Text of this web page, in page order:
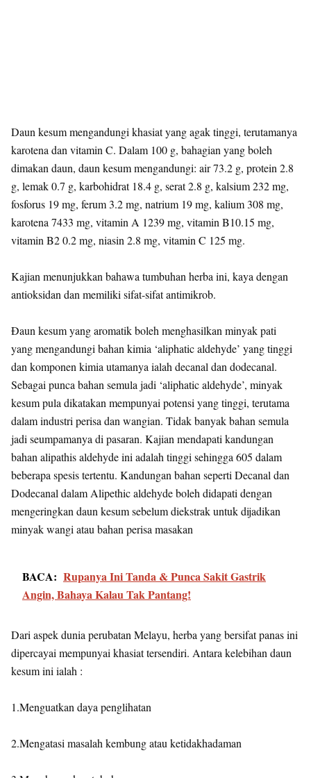
Daun kesum mengandungi khasiat yang agak tinggi, terutamanya
karotena dan vitamin C. Dalam 100 g, bahagian yang boleh
dimakan daun, daun kesum mengandungi: air 73.2 g, protein 2.8
g, lemak 0.7 g, karbohidrat 18.4 g, serat 2.8 g, kalsium 232 mg,
fosforus 19 mg, ferum 3.2 mg, natrium 19 mg, kalium 308 mg,
karotena 7433 mg, vitamin A 1239 mg, vitamin B10.15 mg,
vitamin B2 0.2 mg, niasin 2.8 mg, vitamin C 125 mg.
Kajian menunjukkan bahawa tumbuhan herba ini, kaya dengan
antioksidan dan memiliki sifat-sifat antimikrob.
Ðaun kesum yang aromatik boleh menghasilkan minyak pati
yang mengandungi bahan kimia ‘aliphatic aldehyde’ yang tinggi
dan komponen kimia utamanya ialah decanal dan dodecanal.
Sebagai punca bahan semula jadi ‘aliphatic aldehyde’, minyak
kesum pula dikatakan mempunyai potensi yang tinggi, terutama
dalam industri perisa dan wangian. Tidak banyak bahan semula
jadi seumpamanya di pasaran. Kajian mendapati kandungan
bahan alipathis aldehyde ini adalah tinggi sehingga 605 dalam
beberapa spesis tertentu. Kandungan bahan seperti Decanal dan
Dodecanal dalam Alipethic aldehyde boleh didapati dengan
mengeringkan daun kesum sebelum diekstrak untuk dijadikan
minyak wangi atau bahan perisa masakan
BACA: Rupanya Ini Tanda & Punca Sakit Gastrik
Angin, Bahaya Kalau Tak Pantang!
Dari aspek dunia perubatan Melayu, herba yang bersifat panas ini
dipercayai mempunyai khasiat tersendiri. Antara kelebihan daun
kesum ini ialah :
1.Menguatkan daya penglihatan
2.Mengatasi masalah kembung atau ketidakhadaman